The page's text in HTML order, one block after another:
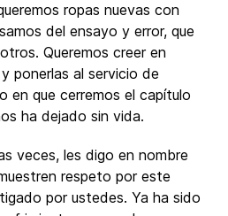
ropas nuevas con
del ensayo y error, que
Queremos creer en
ponerlas al servicio de
en que cerremos el capítulo
ha dejado sin vida.
veces, les digo en nombre
respeto por este
por ustedes. Ya ha sido